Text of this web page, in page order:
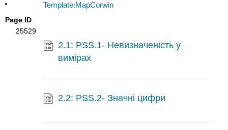
Page ID
25529
Template:MapCorwin
2.1: PSS.1- Невизначеність у
вимірах
2.2: PSS.2- Значні цифри